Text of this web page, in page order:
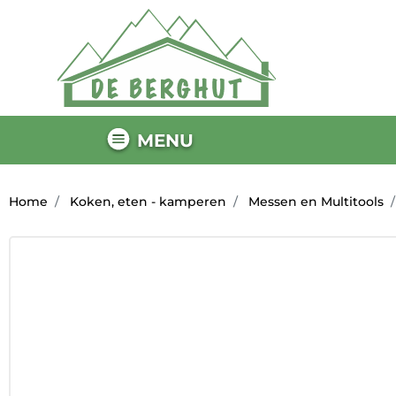
MENU
Home Koken, eten - kamperen Messen en Multitools